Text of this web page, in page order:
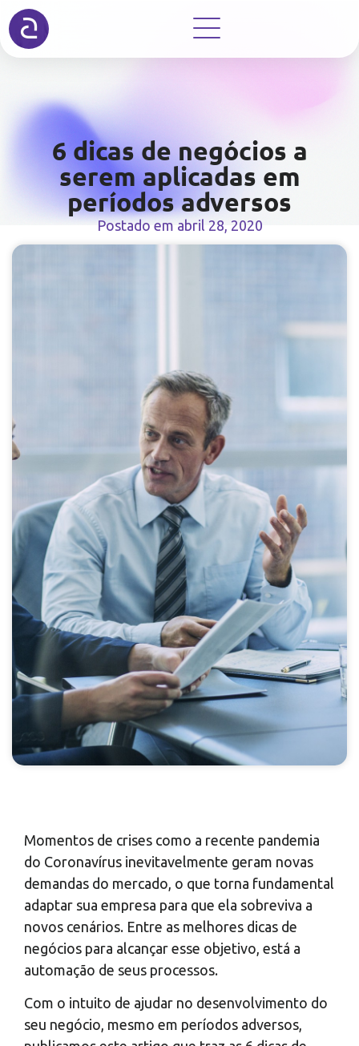
6 dicas de negócios a
serem aplicadas em
períodos adversos
Postado em abril 28, 2020
Momentos de crises como a recente pandemia
do Coronavírus inevitavelmente geram novas
demandas do mercado, o que torna fundamental
adaptar sua empresa para que ela sobreviva a
novos cenários. Entre as melhores dicas de
negócios para alcançar esse objetivo, está a
automação de seus processos.
Com o intuito de ajudar no desenvolvimento do
seu negócio, mesmo em períodos adversos,